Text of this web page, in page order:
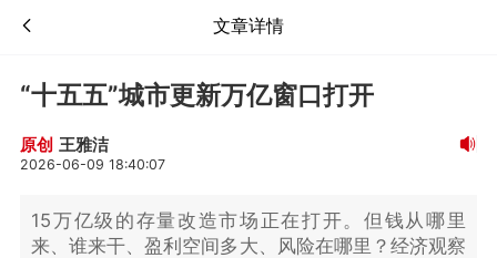
文章详情
“十五五”城市更新万亿窗口打开
原创 王雅洁
2026-06-09 18:40:07
15万亿级的存量改造市场正在打开。但钱从哪里
来、谁来干、盈利空间多大、风险在哪里？经济观察